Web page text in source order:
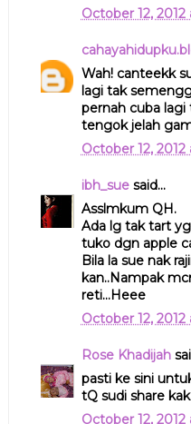
October 12, 2012
Wah! canteekk
lagi tak
pernah cuba
tengok jelah
October 12, 2012
ibh_suesaid...
Asslmkum QH.
Ada lg tak tart
tuko dgn apple
Bila la sue nak
kan..Nampak
reti...Heee
October 12, 2012
Rose Khadijah
pasti ke sini
tQ sudi share
October 12, 2012